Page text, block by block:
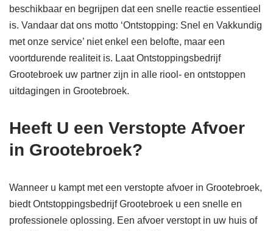
beschikbaar en begrijpen dat een snelle reactie essentieel
is. Vandaar dat ons motto ‘Ontstopping: Snel en Vakkundig
met onze service’ niet enkel een belofte, maar een
voortdurende realiteit is. Laat Ontstoppingsbedrijf
Grootebroek uw partner zijn in alle riool- en ontstoppen
uitdagingen in Grootebroek.
Heeft U een Verstopte Afvoer
in Grootebroek?
Wanneer u kampt met een verstopte afvoer in Grootebroek,
biedt Ontstoppingsbedrijf Grootebroek u een snelle en
professionele oplossing. Een afvoer verstopt in uw huis of